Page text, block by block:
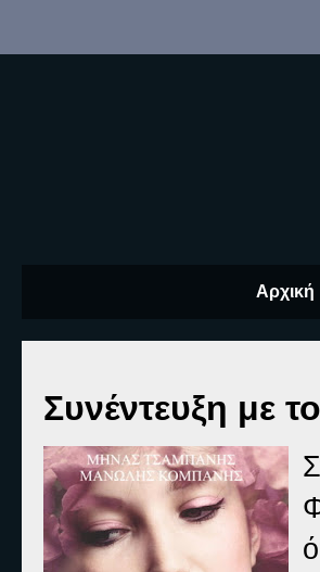
Αρχική
Συνέντευξη με